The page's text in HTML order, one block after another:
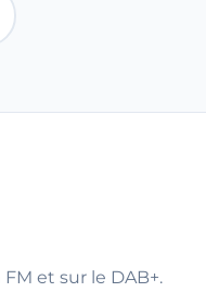
et sur le DAB+.